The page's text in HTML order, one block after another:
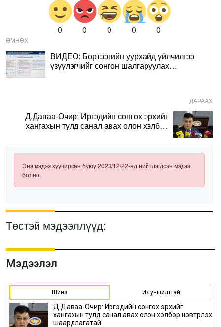
0 0 0 0 0
ӨМНӨХ
ВИДЕО: Бортээгийн уурхайд үйлчилгээ
үзүүлэгчийг сонгон шалгаруулах
ДАРААХ
Д.Даваа-Очир: Иргэдийн сонгох эрхийг
хангахын тулд санал авах олон хэлбэр
Энэ мэдээ хуучирсан буюу 2023/12/22-нд нийтлэгдсэн мэдээ
болно.
Төстэй мэдээллүүд:
Мэдээлэл
Шинэ Их уншилттай
Д.Даваа-Очир: Иргэдийн сонгох эрхийг
хангахын тулд санал авах олон хэлбэр нэвтрүүлэх
шаардлагатай